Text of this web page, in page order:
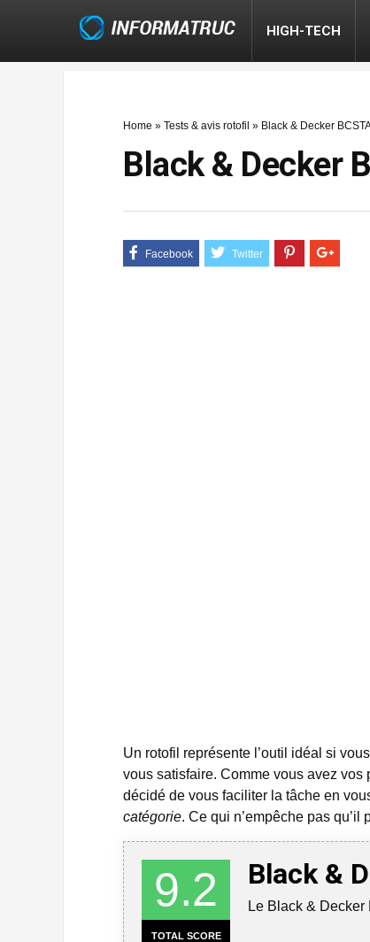
HIGH-TECH
Home » Tests & avis rotofil » Black & Decker
Black & Decker
Un rotofil représente l’outil idéal si
vous satisfaire. Comme vous avez vos
décidé de vous faciliter la tâche en
catégorie. Ce qui n’empêche pas
9.2
TOTAL SCORE
Black &
Le Black &